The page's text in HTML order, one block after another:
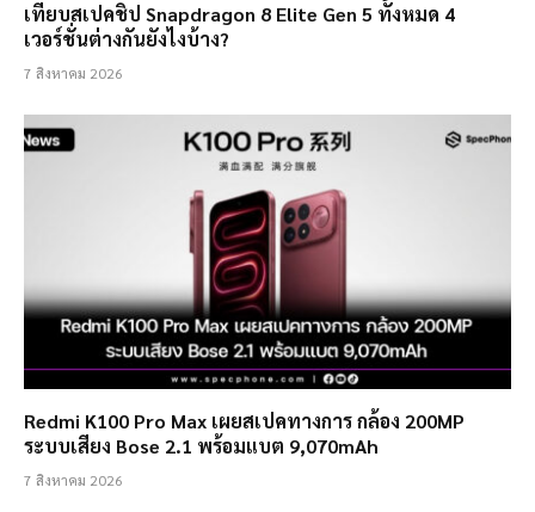
เทียบสเปคชิป Snapdragon 8 Elite Gen 5 ทั้งหมด 4
เวอร์ชั่นต่างกันยังไงบ้าง?
7 สิงหาคม 2026
Redmi K100 Pro Max เผยสเปคทางการ กล้อง 200MP
ระบบเสียง Bose 2.1 พร้อมแบต 9,070mAh
7 สิงหาคม 2026